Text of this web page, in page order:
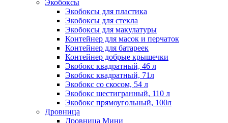
Экобоксы
Экобоксы для пластика
Экобоксы для стекла
Экобоксы для макулатуры
Контейнер для масок и перчаток
Контейнер для батареек
Контейнер добрые крышечки
Экобокс квадратный, 46 л
Экобокс квадратный, 71л
Экобокс со скосом, 54 л
Экобокс шестигранный, 110 л
Экобокс прямоугольный, 100л
Дровница
Дровница Мини